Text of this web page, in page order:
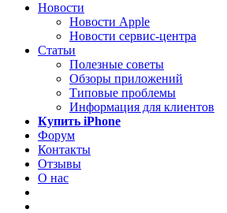
Новости
Новости Apple
Новости сервис-центра
Статьи
Полезные советы
Обзоры приложений
Типовые проблемы
Информация для клиентов
Купить iPhone
Форум
Контакты
Отзывы
О нас